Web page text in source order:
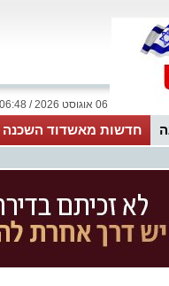
06 אוגוסט 2026 / 06:48
חדשות מאשדוד השכנה